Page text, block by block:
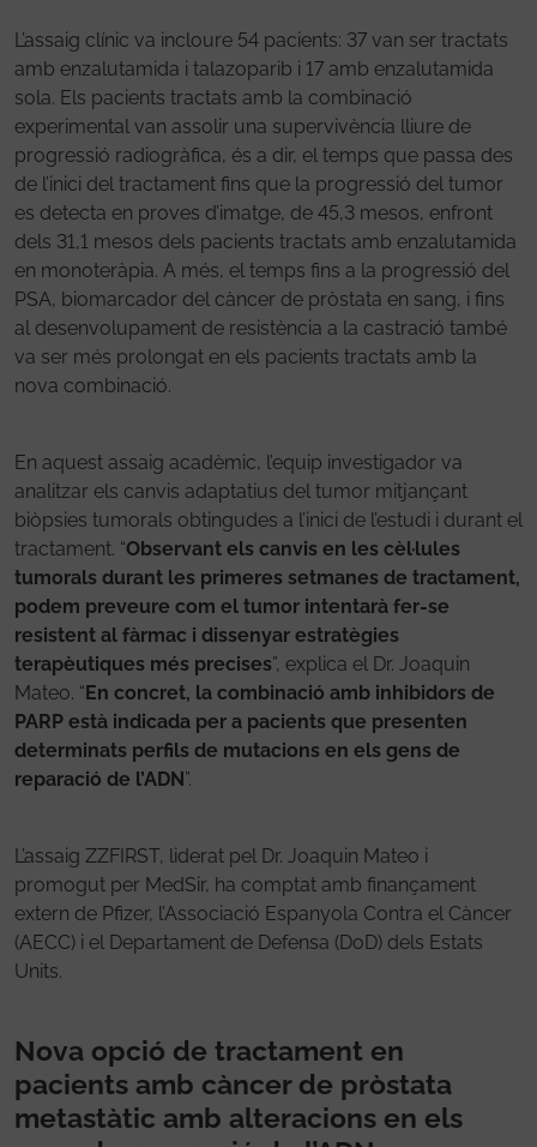
L’assaig clínic va incloure 54 pacients: 37 van ser tractats
amb enzalutamida i talazoparib i 17 amb enzalutamida
sola. Els pacients tractats amb la combinació
experimental van assolir una supervivència lliure de
progressió radiogràfica, és a dir, el temps que passa des
de l’inici del tractament fins que la progressió del tumor
es detecta en proves d’imatge, de 45,3 mesos, enfront
dels 31,1 mesos dels pacients tractats amb enzalutamida
en monoteràpia. A més, el temps fins a la progressió del
PSA, biomarcador del càncer de pròstata en sang, i fins
al desenvolupament de resistència a la castració també
va ser més prolongat en els pacients tractats amb la
nova combinació.
En aquest assaig acadèmic, l’equip investigador va
analitzar els canvis adaptatius del tumor mitjançant
biòpsies tumorals obtingudes a l’inici de l’estudi i durant el
tractament. “Observant els canvis en les cèl·lules
tumorals durant les primeres setmanes de tractament,
podem preveure com el tumor intentarà fer-se
resistent al fàrmac i dissenyar estratègies
terapèutiques més precises”, explica el Dr. Joaquin
Mateo. “En concret, la combinació amb inhibidors de
PARP està indicada per a pacients que presenten
determinats perfils de mutacions en els gens de
reparació de l’ADN”.
L’assaig ZZFIRST, liderat pel Dr. Joaquin Mateo i
promogut per MedSir, ha comptat amb finançament
extern de Pfizer, l’Associació Espanyola Contra el Càncer
(AECC) i el Departament de Defensa (DoD) dels Estats
Units.
Nova opció de tractament en
pacients amb càncer de pròstata
metastàtic amb alteracions en els